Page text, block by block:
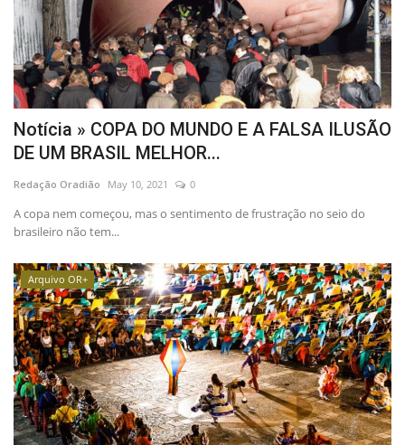
Notícia » COPA DO MUNDO E A FALSA ILUSÃO
DE UM BRASIL MELHOR...
Redação Oradião May 10, 2021 0
A copa nem começou, mas o sentimento de frustração no seio do
brasileiro não tem...
Arquivo OR+